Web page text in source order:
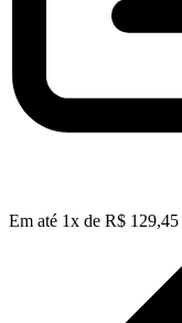
Em até 1x de R$ 129,45